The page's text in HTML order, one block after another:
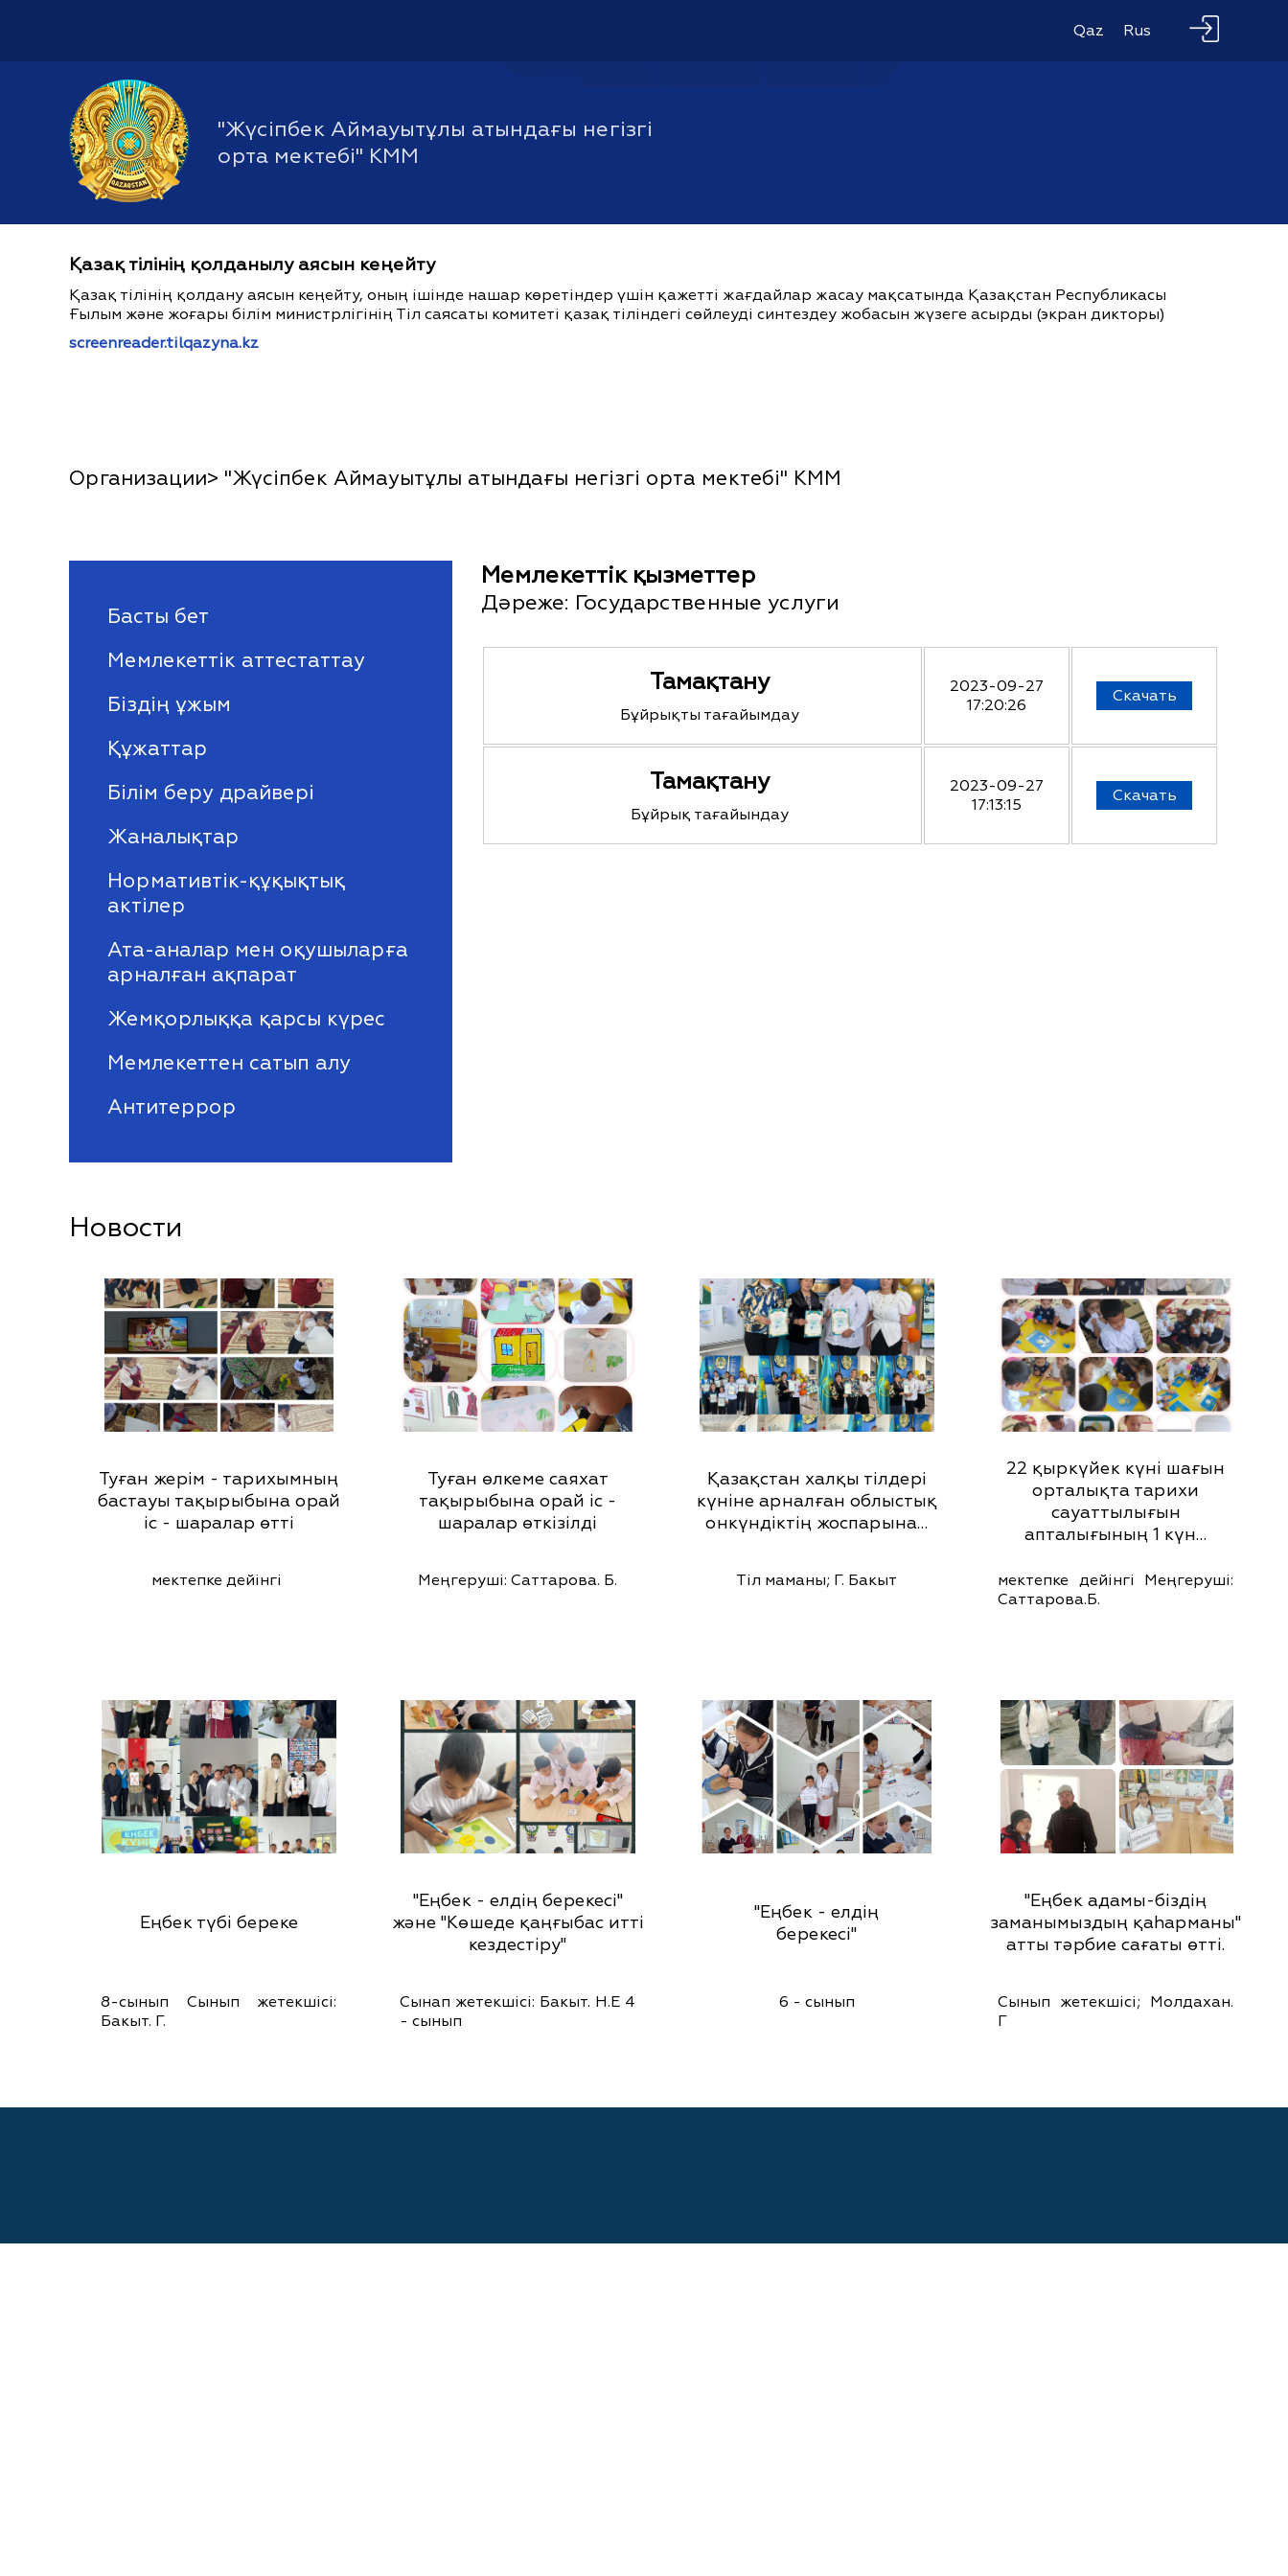
Qaz Rus
"Жүсіпбек Аймауытұлы атындағы негізгі
орта мектебі" КММ
Қазақ тілінің қолданылу аясын кеңейту
Қазақ тілінің қолдану аясын кеңейту, оның ішінде нашар көретіндер үшін қажетті жағдайлар жасау мақсатында Қазақстан Республикасы
Ғылым және жоғары білім министрлігінің Тіл саясаты комитеті қазақ тіліндегі сөйлеуді синтездеу жобасын жүзеге асырды (экран дикторы)
screenreader.tilqazyna.kz
Организации> "Жүсіпбек Аймауытұлы атындағы негізгі орта мектебі" КММ
Басты бет
Мемлекеттік аттестаттау
Біздің ұжым
Құжаттар
Білім беру драйвері
Жаналықтар
Нормативтік-құқықтық
актілер
Ата-аналар мен оқушыларға
арналған ақпарат
Жемқорлыққа қарсы күрес
Мемлекеттен сатып алу
Антитеррор
Мемлекеттік қызметтер
Дәреже: Государственные услуги
Тамақтану
Бұйрықты тағайымдау
2023-09-27
17:20:26
Скачать
Тамақтану
Бұйрық тағайындау
2023-09-27
17:13:15
Скачать
Новости
Туған жерім - тарихымның
бастауы тақырыбына орай
іс - шаралар өтті
мектепке дейінгі
Туған өлкеме саяхат
тақырыбына орай іс -
шаралар өткізілді
Меңгеруші: Саттарова. Б.
Қазақстан халқы тілдері
күніне арналған облыстық
онкүндіктің жоспарына…
Тіл маманы; Г. Бакыт
22 қыркүйек күні шағын
орталықта тарихи
сауаттылығын
апталығының 1 күн…
мектепке дейінгі Меңгеруші:
Саттарова.Б.
Еңбек түбі береке
8-сынып Сынып жетекшісі:
Бакыт. Г.
"Еңбек - елдің берекесі"
және "Көшеде қаңғыбас итті
кездестіру"
Сынап жетекшісі: Бакыт. Н.Е 4
- сынып
"Еңбек - елдің
берекесі"
6 - сынып
"Еңбек адамы-біздің
заманымыздың қаһарманы"
атты тәрбие сағаты өтті.
Сынып жетекшісі; Молдахан.
Г